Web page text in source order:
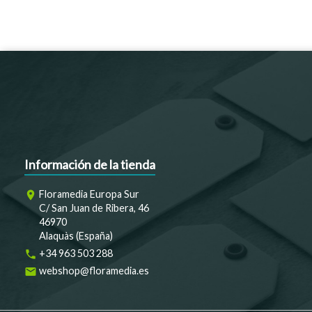
Información de la tienda
room Floramedia Europa Sur
C/ San Juan de Ribera, 46
46970
Alaquàs (España)
phone +34 963 503 288
email webshop@floramedia.es